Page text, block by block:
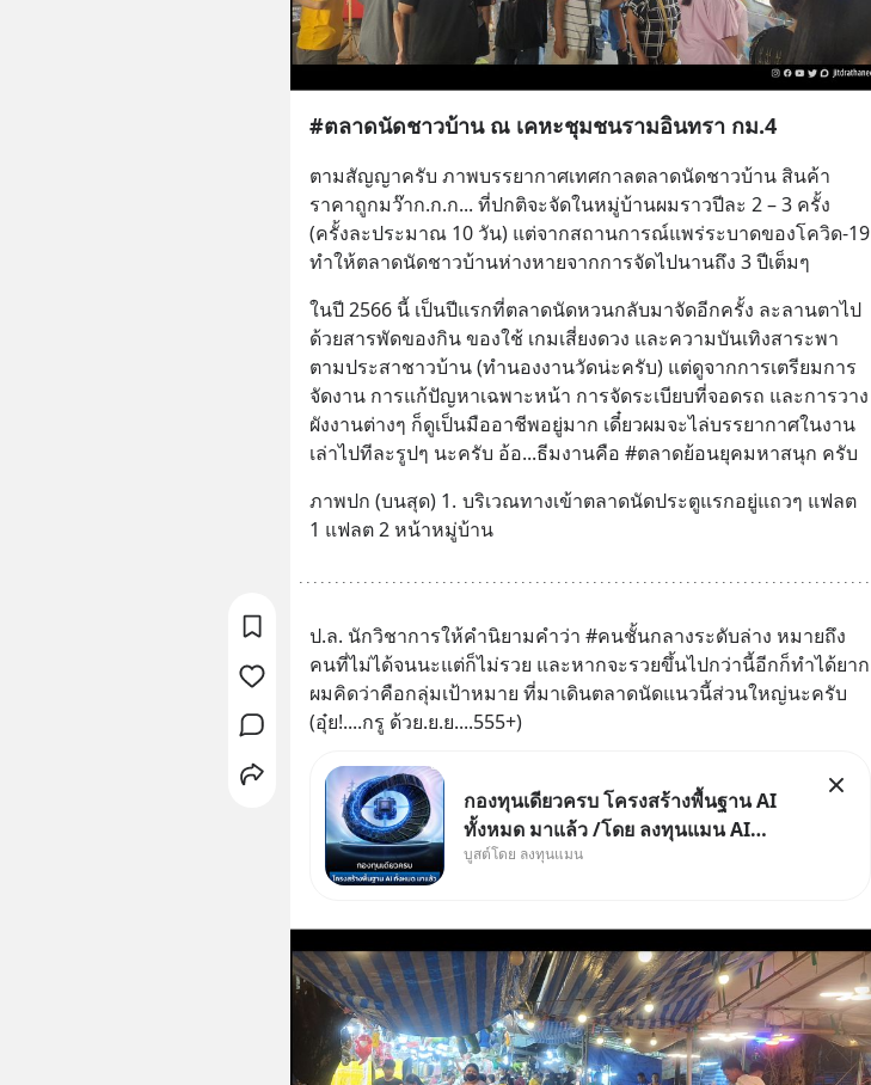
#ตลาดนัดชาวบ้าน ณ เคหะชุมชนรามอินทรา กม.4
ตามสัญญาครับ ภาพบรรยากาศเทศกาลตลาดนัดชาวบ้าน สินค้า
ราคาถูกมว๊าก.ก.ก... ที่ปกติจะจัดในหมู่บ้านผมราวปีละ 2 – 3 ครั้ง
(ครั้งละประมาณ 10 วัน) แต่จากสถานการณ์แพร่ระบาดของโควิด-19
ทำให้ตลาดนัดชาวบ้านห่างหายจากการจัดไปนานถึง 3 ปีเต็มๆ
ในปี 2566 นี้ เป็นปีแรกที่ตลาดนัดหวนกลับมาจัดอีกครั้ง ละลานตาไป
ด้วยสารพัดของกิน ของใช้ เกมเสี่ยงดวง และความบันเทิงสาระพา
ตามประสาชาวบ้าน (ทำนองงานวัดน่ะครับ) แต่ดูจากการเตรียมการ
จัดงาน การแก้ปัญหาเฉพาะหน้า การจัดระเบียบที่จอดรถ และการวาง
ผังงานต่างๆ ก็ดูเป็นมืออาชีพอยู่มาก เดี๋ยวผมจะไล่บรรยากาศในงาน
เล่าไปทีละรูปๆ นะครับ อ้อ...ธีมงานคือ #ตลาดย้อนยุคมหาสนุก ครับ
ภาพปก (บนสุด) 1.	บริเวณทางเข้าตลาดนัดประตูแรกอยู่แถวๆ แฟลต
1 แฟลต 2 หน้าหมู่บ้าน
ป.ล. นักวิชาการให้คำนิยามคำว่า #คนชั้นกลางระดับล่าง หมายถึง
คนที่ไม่ได้จนนะแต่ก็ไม่รวย และหากจะรวยขึ้นไปกว่านี้อีกก็ทำได้ยาก
ผมคิดว่าคือกลุ่มเป้าหมาย ที่มาเดินตลาดนัดแนวนี้ส่วนใหญ่นะครับ
(อุ๋ย!....กรู ด้วย.ย.ย....555+)
กองทุนเดียวครบ โครงสร้างพื้นฐาน AI
ทั้งหมด มาแล้ว /โดย ลงทุนแมน AI
Supercycle คือช่วงเวลาที่เทคโนโลยี
ชีวิตของผู้คนอย่างยาวนานต่
บูสต์โดย ลงทุนแมน